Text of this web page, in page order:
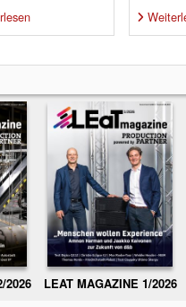
2026 LEAT MAGAZINE 1/2026